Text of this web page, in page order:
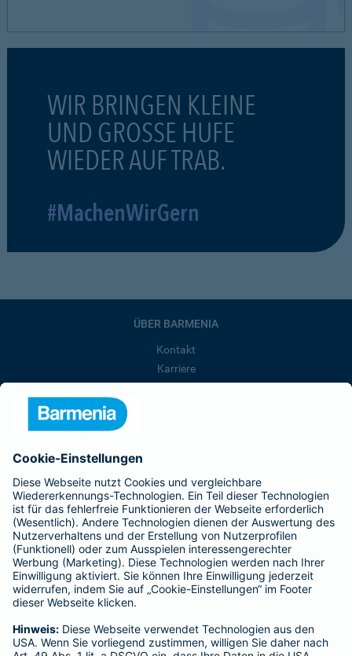
WIR BRINGEN KLEINE
UND GROSSE HUFE
WIEDER AUF TRAB.
#MachenWirGern
ÜBER BARMENIA
Kontakt
Karriere
Barmenia ist Teil der BarmeniaGothaer
BELIEBTE SEITEN
Kranken-Zusatzversicherung
Tierversicherungen
Haftpflichtversicherung
Hausratversicherung
Adresse ändern